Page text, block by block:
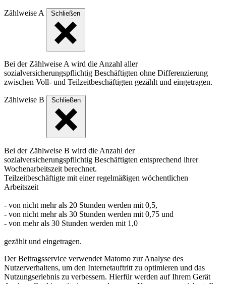
Zählweise A Schließen
Bei der Zählweise A wird die Anzahl aller
sozialversicherungspflichtig Beschäftigten ohne Differenzierung
zwischen Voll- und Teilzeitbeschäftigten gezählt und eingetragen.
Zählweise B Schließen
Bei der Zählweise B wird die Anzahl der
sozialversicherungspflichtig Beschäftigten entsprechend ihrer
Wochenarbeitszeit berechnet.
Teilzeitbeschäftigte mit einer regelmäßigen wöchentlichen
Arbeitszeit
- von nicht mehr als 20 Stunden werden mit 0,5,
- von nicht mehr als 30 Stunden werden mit 0,75 und
- von mehr als 30 Stunden werden mit 1,0
gezählt und eingetragen.
Der Beitragsservice verwendet Matomo zur Analyse des
Nutzerverhaltens, um den Internetauftritt zu optimieren und das
Nutzungserlebnis zu verbessern. Hierfür werden auf Ihrem Gerät